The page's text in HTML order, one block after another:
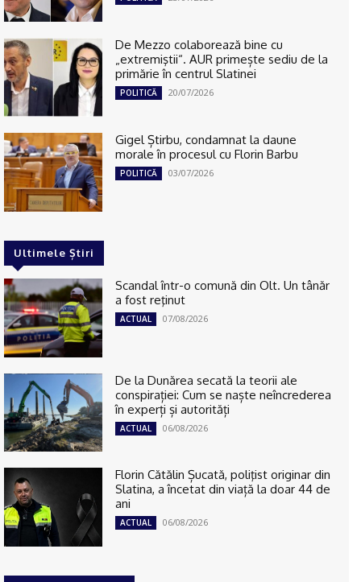
De Mezzo colaborează bine cu
„extremiştii“. AUR primește sediu de la
primărie în centrul Slatinei
POLITICĂ 20/07/2026
Gigel Știrbu, condamnat la daune
morale în procesul cu Florin Barbu
POLITICĂ 03/07/2026
Ultimele Știri
Scandal într-o comună din Olt. Un tânăr
a fost reţinut
ACTUAL 07/08/2026
De la Dunărea secată la teorii ale
conspirației: Cum se naște neîncrederea
în experți și autorități
ACTUAL 06/08/2026
Florin Cătălin Șucată, poliţist originar din
Slatina, a încetat din viață la doar 44 de
ani
ACTUAL 06/08/2026